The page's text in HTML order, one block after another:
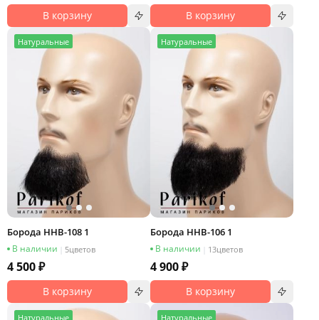
В корзину В корзину
Натуральные
Борода HHB-108 1
В наличии 5цветов
4 500 ₽
В корзину
Натуральные
Борода HHB-106 1
В наличии 13цветов
4 900 ₽
В корзину
Натуральные Натуральные